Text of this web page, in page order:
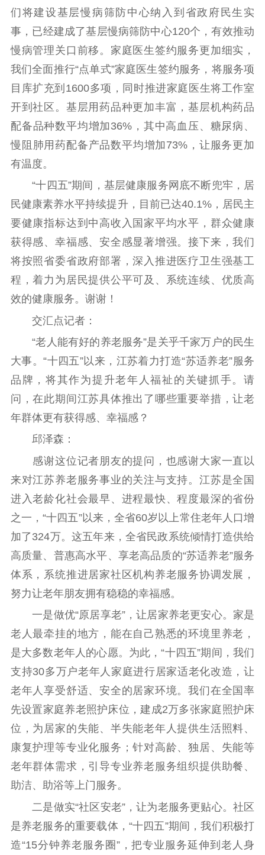
们将建设基层慢病筛防中心纳入到省政府民生实
事，已经建成了基层慢病筛防中心120个，有效推动
慢病管理关口前移。家庭医生签约服务更加细实，
我们全面推行“点单式”家庭医生签约服务，将服务项
目库扩充到1600多项，同时推进家庭医生将工作室
开到社区。基层用药品种更加丰富，基层机构药品
配备品种数平均增加36%，其中高血压、糖尿病、
慢阻肺用药配备产品数平均增加73%，让服务更加
有温度。
“十四五”期间，基层健康服务网底不断兜牢，居
民健康素养水平持续提升，目前已达40.1%，居民主
要健康指标达到中高收入国家平均水平，群众健康
获得感、幸福感、安全感显著增强。接下来，我们
将按照省委省政府部署，深入推进医疗卫生强基工
程，着力为居民提供公平可及、系统连续、优质高
效的健康服务。谢谢！
交汇点记者：
“老人能有好的养老服务”是关乎千家万户的民生
大事。“十四五”以来，江苏着力打造“苏适养老”服务
品牌，将其作为提升老年人福祉的关键抓手。请
问，在此期间江苏具体推出了哪些重要举措，让老
年群体更有获得感、幸福感？
邱泽森：
感谢这位记者朋友的提问，也感谢大家一直以
来对江苏养老服务事业的关注与支持。江苏是全国
进入老龄化社会最早、进程最快、程度最深的省份
之一，“十四五”以来，全省60岁以上常住老年人口增
加了324万。这五年来，全省民政系统倾情打造供给
高质量、普惠高水平、享老高品质的“苏适养老”服务
体系，系统推进居家社区机构养老服务协调发展，
努力让老年朋友拥有稳稳的幸福感。
一是做优“原居享老”，让居家养老更安心。家是
老人最牵挂的地方，能在自己熟悉的环境里养老，
是大多数老年人的心愿。为此，“十四五”期间，我们
支持30多万户老年人家庭进行居家适老化改造，让
老年人享受舒适、安全的居家环境。我们在全国率
先设置家庭养老照护床位，建成2万多张家庭照护床
位，为居家的失能、半失能老年人提供生活照料、
康复护理等专业化服务；针对高龄、独居、失能等
老年群体需求，引导专业养老服务组织提供助餐、
助洁、助浴等上门服务。
二是做实“社区安老”，让为老服务更贴心。社区
是养老服务的重要载体，“十四五”期间，我们积极打
造“15分钟养老服务圈”，把专业服务延伸到老人身